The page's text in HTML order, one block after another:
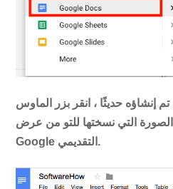
إنشاؤه حديثًا ، انقر بزر الماوس
التي نسختها للتو من عرض
Google التقديمي.